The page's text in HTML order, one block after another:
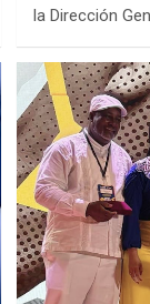
la Dirección